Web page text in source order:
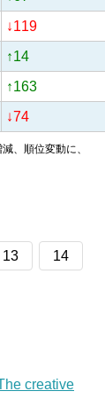
↓119
↑14
↑163
↓74
、順位変動に、
13
14
creative